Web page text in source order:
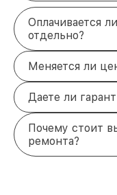
Оплачивается
отдельно?
Меняется ли
Даете ли
Почему стоит
ремонта?